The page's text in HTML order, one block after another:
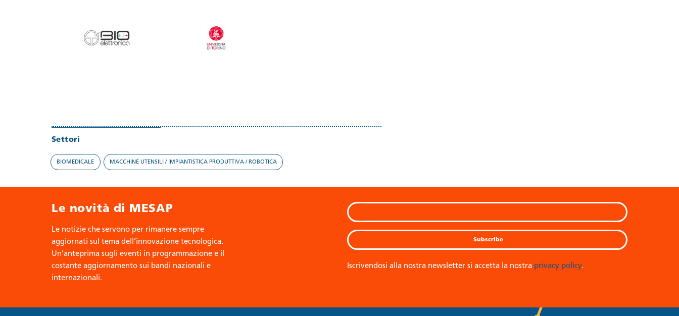
Settori
BIOMEDICALE MACCHINE UTENSILI / IMPIANTISTICA PRODUTTIVA / ROBOTICA
Le novità di MESAP
Le notizie che servono per rimanere sempre
aggiornati sul tema dell’innovazione tecnologica.
Un’anteprima sugli eventi in programmazione e il
costante aggiornamento sui bandi nazionali e
internazionali.
Iscrivendosi alla nostra newsletter si accetta la nostra privacy policy.